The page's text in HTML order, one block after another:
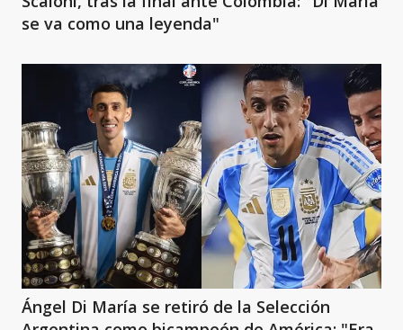
se va como una leyenda"
Ángel Di María se retiró de la Selección